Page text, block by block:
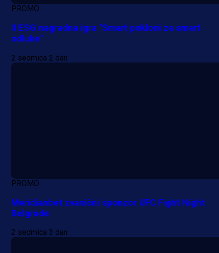
PROMO
II ESG nagradna igra "Smart pokloni za smart
odluke"
2 sedmica 2 dan
PROMO
Meridianbet zvanični sponzor UFC Fight Night
Belgrade
2 sedmica 3 dan